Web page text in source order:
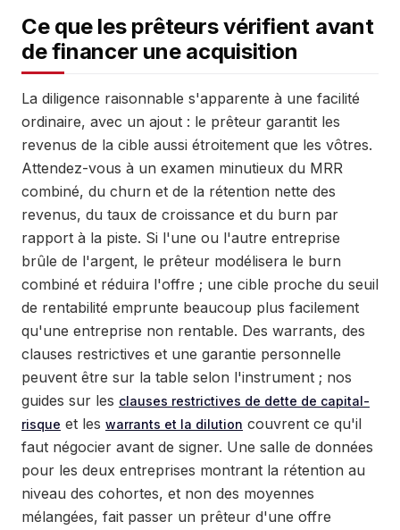
Ce que les prêteurs vérifient avant
de financer une acquisition
La diligence raisonnable s'apparente à une facilité
ordinaire, avec un ajout : le prêteur garantit les
revenus de la cible aussi étroitement que les vôtres.
Attendez-vous à un examen minutieux du MRR
combiné, du churn et de la rétention nette des
revenus, du taux de croissance et du burn par
rapport à la piste. Si l'une ou l'autre entreprise
brûle de l'argent, le prêteur modélisera le burn
combiné et réduira l'offre ; une cible proche du seuil
de rentabilité emprunte beaucoup plus facilement
qu'une entreprise non rentable. Des warrants, des
clauses restrictives et une garantie personnelle
peuvent être sur la table selon l'instrument ; nos
guides sur les clauses restrictives de dette de capital-
risque et les warrants et la dilution couvrent ce qu'il
faut négocier avant de signer. Une salle de données
pour les deux entreprises montrant la rétention au
niveau des cohortes, et non des moyennes
mélangées, fait passer un prêteur d'une offre